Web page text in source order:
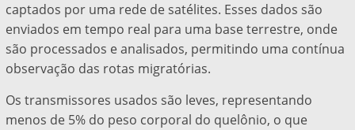
captados por uma rede de satélites. Esses dados são
enviados em tempo real para uma base terrestre, onde
são processados e analisados, permitindo uma contínua
observação das rotas migratórias.
Os transmissores usados são leves, representando
menos de 5% do peso corporal do quelônio, o que